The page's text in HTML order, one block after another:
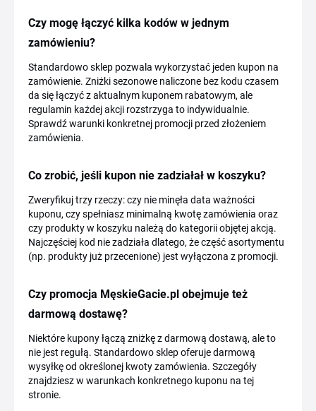
Czy mogę łączyć kilka kodów w jednym
zamówieniu?
Standardowo sklep pozwala wykorzystać jeden kupon na
zamówienie. Zniżki sezonowe naliczone bez kodu czasem
da się łączyć z aktualnym kuponem rabatowym, ale
regulamin każdej akcji rozstrzyga to indywidualnie.
Sprawdź warunki konkretnej promocji przed złożeniem
zamówienia.
Co zrobić, jeśli kupon nie zadziałał w koszyku?
Zweryfikuj trzy rzeczy: czy nie minęła data ważności
kuponu, czy spełniasz minimalną kwotę zamówienia oraz
czy produkty w koszyku należą do kategorii objętej akcją.
Najczęściej kod nie zadziała dlatego, że część asortymentu
(np. produkty już przecenione) jest wyłączona z promocji.
Czy promocja MęskieGacie.pl obejmuje też
darmową dostawę?
Niektóre kupony łączą zniżkę z darmową dostawą, ale to
nie jest regułą. Standardowo sklep oferuje darmową
wysyłkę od określonej kwoty zamówienia. Szczegóły
znajdziesz w warunkach konkretnego kuponu na tej
stronie.